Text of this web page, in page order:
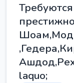
laquo;